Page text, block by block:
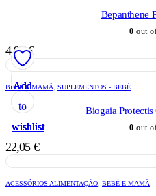
Add
to
wishlist
Bepanthene
0 out
4,98€
Add
to
wishlist
BEBÉ E MAMÃ, SUPLEMENTOS - BEBÉ
Biogaia
0 out
22,05 €
Add
to
wishlist
ACESSÓRIOS ALIMENTAÇÃO, BEBÉ E MAMÃ
Add
to
wishlist
Add
to
wishlist